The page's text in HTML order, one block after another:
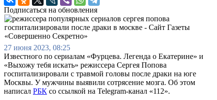
Подписаться на обновления
27 июня 2023, 08:25
Известного по сериалам «Фурцева. Легенда о Екатерине» и
«Выхожу тебя искать» режиссера Сергея Попова
госпитализировали с травмой головы после драки на юге
Москвы. У мужчины выявили сотрясение мозга. Об этом
написал РБК со ссылкой на Telegram-канал «112».